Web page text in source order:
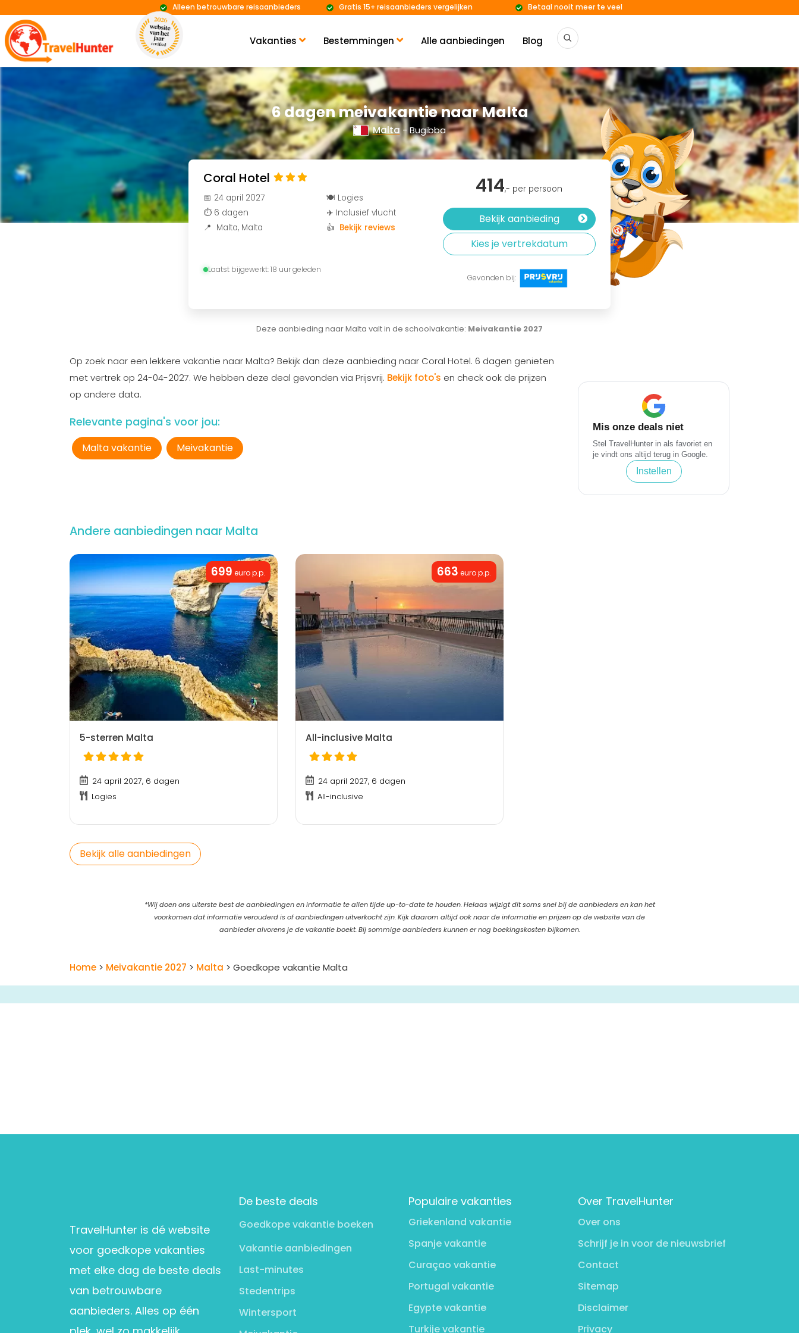
Vakanties Bestemmingen Alle aanbiedingen Blog
Alleen betrouwbare reisaanbieders Gratis 15+ reisaanbieders vergelijken Betaal nooit meer te veel
6 dagen meivakantie naar Malta
Malta- Bugibba
414,- per persoon
Bekijk aanbieding
Kies je vertrekdatum
Gevonden bij:
Coral Hotel
📅 24 april 2027
⏱️ 6 dagen
📍 Malta, Malta
🍽️ Logies
✈️ Inclusief vlucht
👍 Bekijk reviews
Laatst bijgewerkt: 18 uur geleden
Deze aanbieding naar Malta valt in de schoolvakantie: Meivakantie 2027
Op zoek naar een lekkere vakantie naar Malta? Bekijk dan deze aanbieding naar Coral Hotel. 6 dagen genieten
met vertrek op 24-04-2027. We hebben deze deal gevonden via Prijsvrij. Bekijk foto's en check ook de prijzen
op andere data.
Relevante pagina's voor jou:
Malta vakantie Meivakantie
Mis onze deals niet
Stel TravelHunter in als favoriet en
je vindt ons altijd terug in Google.
Instellen
Andere aanbiedingen naar Malta
699 euro p.p.
5-sterren Malta
24 april 2027, 6 dagen
Logies
663 euro p.p.
All-inclusive Malta
24 april 2027, 6 dagen
All-inclusive
Bekijk alle aanbiedingen
*Wij doen ons uiterste best de aanbiedingen en informatie te allen tijde up-to-date te houden. Helaas wijzigt dit soms snel bij de aanbieders en kan het
voorkomen dat informatie verouderd is of aanbiedingen uitverkocht zijn. Kijk daarom altijd ook naar de informatie en prijzen op de website van de
aanbieder alvorens je de vakantie boekt. Bij sommige aanbieders kunnen er nog boekingskosten bijkomen.
Home > Meivakantie 2027 > Malta > Goedkope vakantie Malta
TravelHunter is dé website
voor goedkope vakanties
met elke dag de beste deals
van betrouwbare
aanbieders. Alles op één
De beste deals
Goedkope vakantie boeken
Vakantie aanbiedingen
Last-minutes
Stedentrips
Wintersport
Populaire vakanties
Griekenland vakantie
Spanje vakantie
Curaçao vakantie
Portugal vakantie
Egypte vakantie
Turkije vakantie
Over TravelHunter
Over ons
Schrijf je in voor de nieuwsbrief
Contact
Sitemap
Disclaimer
Privacy